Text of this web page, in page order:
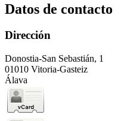
Datos de contacto
Dirección
Donostia-San Sebastián, 1
01010 Vitoria-Gasteiz
Álava